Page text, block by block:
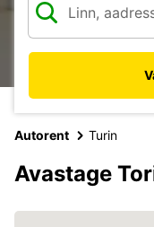
Autorent Turin
Avastage